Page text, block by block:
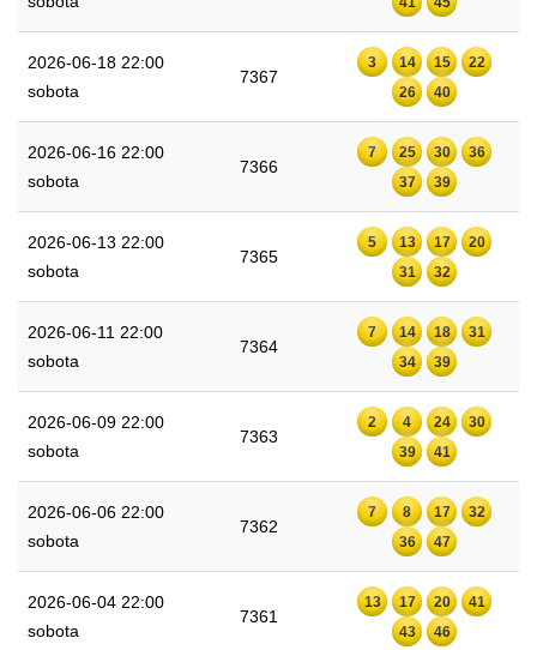
2026-06-18 22:00
sobota
7367
3 14 15
22
26
40
2026-06-16 22:00
sobota
7366
7 25 30
36
37
39
2026-06-13 22:00
sobota
7365
5 13 17
20
31
32
2026-06-11 22:00
sobota
7364
7 14 18
31
34
39
2026-06-09 22:00
sobota
7363
2 4 24
30
39
41
2026-06-06 22:00
sobota
7362
7 8 17
32
36
47
2026-06-04 22:00
sobota
7361
13 17 20
41
43
46